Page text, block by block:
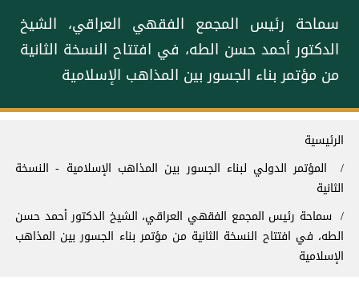
سماحة رئيس المجمع الفقهي العراقي، الشيخ
الدكتور أحمد حسن الطه، في افتتاح النسخة الثانية
من مؤتمر بناء الجسور بين المذاهب‬⁩ الإسلامية
مسار التنقل
الرئيسية
المؤتمر الدولي لبناء الجسور بين المذاهب الإسلامية - النسخة
الثانية
سماحة رئيس المجمع الفقهي العراقي، الشيخ الدكتور أحمد حسن
الطه، في افتتاح النسخة الثانية من مؤتمر بناء الجسور بين المذاهب‬⁩
الإسلامية